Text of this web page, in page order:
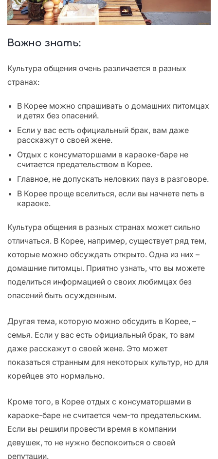
Важно знать:
Культура общения очень различается в разных
странах:
В Корее можно спрашивать о домашних питомцах
и детях без опасений.
Если у вас есть официальный брак, вам даже
расскажут о своей жене.
Отдых с консуматоршами в караоке-баре не
считается предательством в Корее.
Главное, не допускать неловких пауз в разговоре.
В Корее проще вселиться, если вы начнете петь в
караоке.
Культура общения в разных странах может сильно
отличаться. В Корее, например, существует ряд тем,
которые можно обсуждать открыто. Одна из них –
домашние питомцы. Приятно узнать, что вы можете
поделиться информацией о своих любимцах без
опасений быть осужденным.
Другая тема, которую можно обсудить в Корее, –
семья. Если у вас есть официальный брак, то вам
даже расскажут о своей жене. Это может
показаться странным для некоторых культур, но для
корейцев это нормально.
Кроме того, в Корее отдых с консуматоршами в
караоке-баре не считается чем-то предательским.
Если вы решили провести время в компании
девушек, то не нужно беспокоиться о своей
репутации.